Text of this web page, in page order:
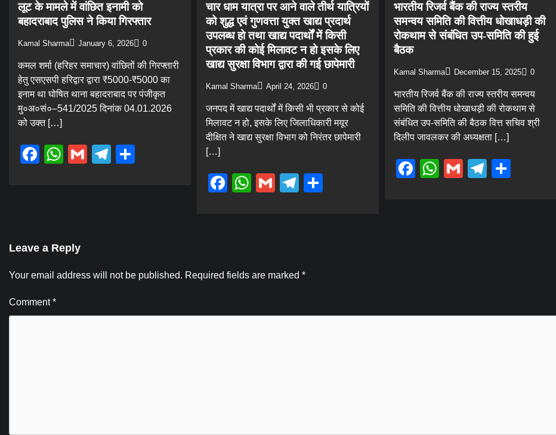
लूट के मामले में वांछित इनामी को
बहादराबाद पुलिस ने किया गिरफ्तार
Kamal Sharma January 6, 2026 0
कमल शर्मा (हरिहर समाचार) वांछितों की गिरफ्तारी
हेतु एसएसपी हरिद्वार द्वारा ₹5000-₹5000 का
इनाम था घोषित थाना बहादराबाद पर पंजीकृत
मु०अ०सं०–541/2025 दिनांक 04.01.2026
को उक्त […]
Facebook
WhatsApp
GmailTelegram
चार धाम यात्रा पर आने वाले तीर्थ यात्रियों
को शुद्ध एवं गुणवत्ता युक्त खाद्य प्रदार्थ
उपलब्ध हो तथा खाद्य पदार्थों में किसी
प्रकार की कोई मिलावट न हो इसके लिए
खाद्य सुरक्षा विभाग द्वारा की गई छापेमारी
Kamal Sharma April 24, 2026 0
जनपद में खाद्य पदार्थों में किसी भी प्रकार से कोई
मिलावट न हो, इसके लिए जिलाधिकारी मयूर
दीक्षित ने खाद्य सुरक्षा विभाग को निरंतर छापेमारी
[…]
Facebook
WhatsApp
GmailTelegram
भारतीय रिजर्व बैंक की राज्य स्तरीय
समन्वय समिति की वित्तीय धोखाधड़ी की
रोकथाम से संबंधित उप-समिति की हुई
बैठक
Kamal Sharma December 15, 2025 0
भारतीय रिजर्व बैंक की राज्य स्तरीय समन्वय
समिति की वित्तीय धोखाधड़ी की रोकथाम से
संबंधित उप-समिति की बैठक वित्त सचिव श्री
दिलीप जावलकर की अध्यक्षता […]
Facebook
WhatsApp
GmailTelegram
Leave a Reply
Your email address will not be published. Required fields are marked *
Comment*